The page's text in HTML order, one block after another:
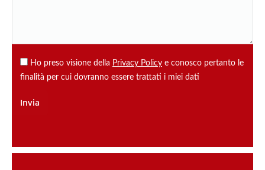
Ho preso visione della Privacy Policy e conosco pertanto le
finalità per cui dovranno essere trattati i miei dati